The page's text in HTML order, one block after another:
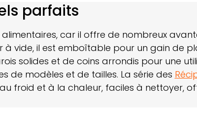
parfaits
car il offre de nombreux
vide, il est emboîtable pour un gain de
solides et de coins arrondis pour une
de modèles et de tailles. La série des
froid et à la chaleur, faciles à nettoyer,